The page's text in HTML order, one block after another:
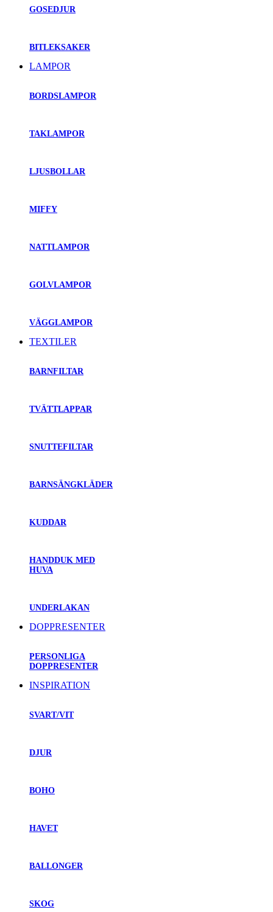
GOSEDJUR
BITLEKSAKER
LAMPOR
BORDSLAMPOR
TAKLAMPOR
LJUSBOLLAR
MIFFY
NATTLAMPOR
GOLVLAMPOR
VÄGGLAMPOR
TEXTILER
BARNFILTAR
TVÄTTLAPPAR
SNUTTEFILTAR
BARNSÄNGKLÄDER
KUDDAR
HANDDUK MED
HUVA
UNDERLAKAN
DOPPRESENTER
PERSONLIGA
DOPPRESENTER
INSPIRATION
SVART/VIT
DJUR
BOHO
HAVET
BALLONGER
SKOG